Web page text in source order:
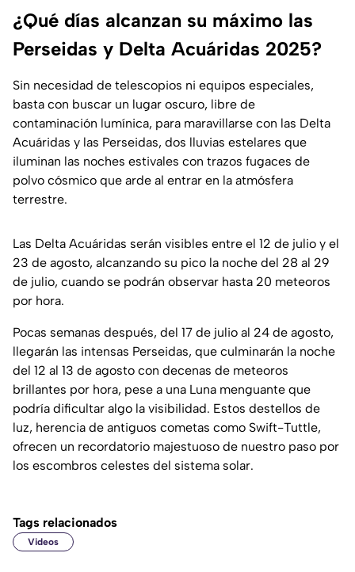
¿Qué días alcanzan su máximo las
Perseidas y Delta Acuáridas 2025?
Sin necesidad de telescopios ni equipos especiales,
basta con buscar un lugar oscuro, libre de
contaminación lumínica, para maravillarse con las Delta
Acuáridas y las Perseidas, dos lluvias estelares que
iluminan las noches estivales con trazos fugaces de
polvo cósmico que arde al entrar en la atmósfera
terrestre.
Las Delta Acuáridas serán visibles entre el 12 de julio y el
23 de agosto, alcanzando su pico la noche del 28 al 29
de julio, cuando se podrán observar hasta 20 meteoros
por hora.
Pocas semanas después, del 17 de julio al 24 de agosto,
llegarán las intensas Perseidas, que culminarán la noche
del 12 al 13 de agosto con decenas de meteoros
brillantes por hora, pese a una Luna menguante que
podría dificultar algo la visibilidad. Estos destellos de
luz, herencia de antiguos cometas como Swift-Tuttle,
ofrecen un recordatorio majestuoso de nuestro paso por
los escombros celestes del sistema solar.
Tags relacionados
Videos